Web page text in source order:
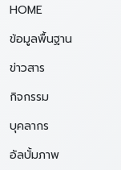
HOME
ข้อมูลพื้นฐาน
ข่าวสาร
กิจกรรม
บุคลากร
อัลบั้มภาพ